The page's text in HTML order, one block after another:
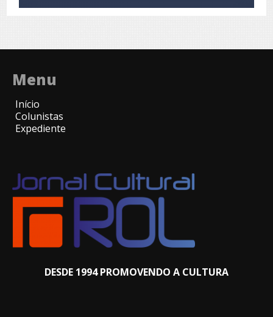
Menu
Início
Colunistas
Expediente
DESDE 1994 PROMOVENDO A CULTURA